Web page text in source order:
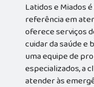
Latidos e Miados
referência em
oferece serviços
cuidar da saúde e
uma equipe de
especializados, a
atender às